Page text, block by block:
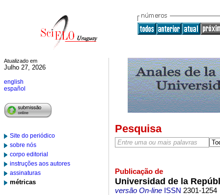
Atualizado em
Julho 27, 2026
english
español
Site do periódico
sobre nós
corpo editorial
instruções aos autores
assinaturas
métricas
Pesquisa
Publicação de
Universidad de la
versão On-lineISSN 2301-1254